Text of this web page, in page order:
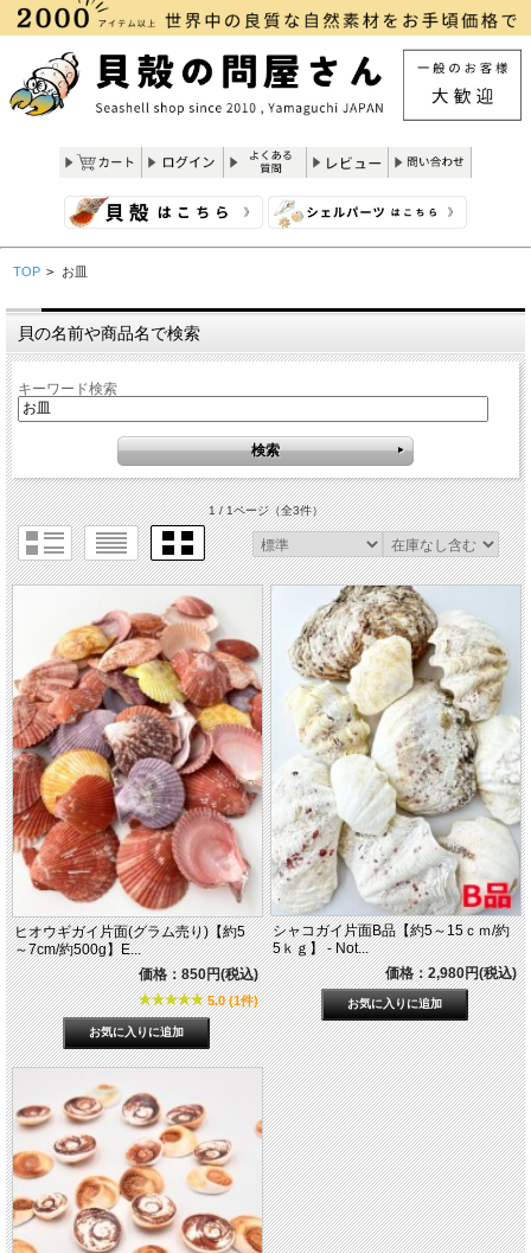
TOP > お皿
貝の名前や商品名で検索
キーワード検索
1 / 1ページ（全3件）
ヒオウギガイ片面(グラム売り)【約5
～7cm/約500g】E...
価格：850円(税込)
5.0 (1件)
シャコガイ片面B品【約5～15ｃｍ/約
5ｋｇ】 - Not...
価格：2,980円(税込)